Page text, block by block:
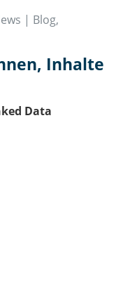
| Blog,
Inhalte
Data